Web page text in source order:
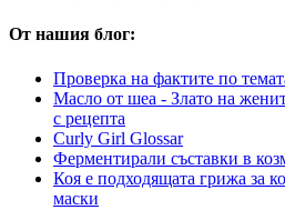
От нашия блог:
Проверка на фактите по
Масло от шеа - Злато на
с рецепта
Curly Girl Glossar
Ферментирали съставки в
Коя е подходящата грижа за
маски